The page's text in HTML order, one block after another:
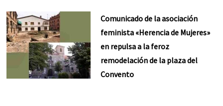
Comunicado de la asociación
feminista «Herencia de Mujeres»
en repulsa a la feroz
remodelación de la plaza del
Convento